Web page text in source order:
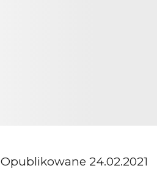
Opublikowane 24.02.2021